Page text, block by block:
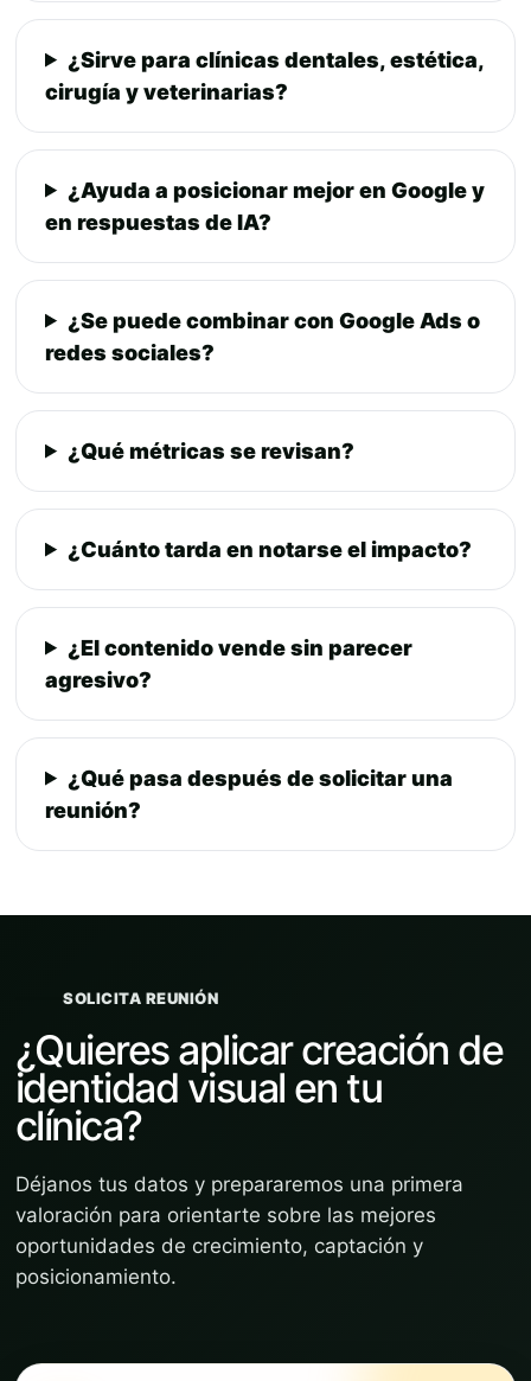
¿Sirve para clínicas dentales, estética,
cirugía y veterinarias?
¿Ayuda a posicionar mejor en Google y
en respuestas de IA?
¿Se puede combinar con Google Ads o
redes sociales?
¿Qué métricas se revisan?
¿Cuánto tarda en notarse el impacto?
¿El contenido vende sin parecer
agresivo?
¿Qué pasa después de solicitar una
reunión?
SOLICITA REUNIÓN
¿Quieres aplicar creación de
identidad visual en tu
clínica?
Déjanos tus datos y prepararemos una primera
valoración para orientarte sobre las mejores
oportunidades de crecimiento, captación y
posicionamiento.